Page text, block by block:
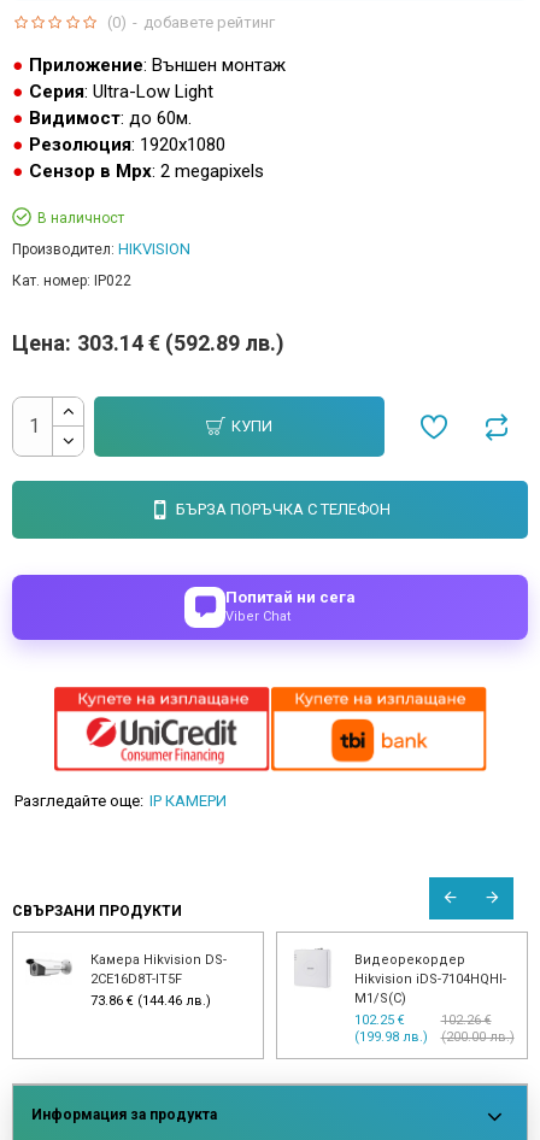
Приложение: Външен монтаж
Серия: Ultra-Low Light
Видимост: до 60м.
Резолюция: 1920x1080
Сензор в Mpx: 2 megapixels
В наличност
Производител: HIKVISION
Кат. номер: IP022
(0) - добавете рейтинг
Цена: 303.14 € (592.89 лв.)
КУПИ
БЪРЗА ПОРЪЧКА С ТЕЛЕФОН
Попитай ни сега
Viber Chat
Разгледайте още: IP КАМЕРИ
СВЪРЗАНИ ПРОДУКТИ
Камера Hikvision DS-
2CE16D8T-IT5F
73.86 € (144.46 лв.)
Видеорекордер
Hikvision iDS-7104HQHI-
M1/S(C)
102.25 €
(199.98 лв.)
102.26 €
(200.00 лв.)
Информация за продукта